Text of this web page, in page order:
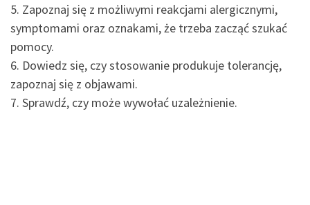
5. Zapoznaj się z możliwymi reakcjami alergicznymi,
symptomami oraz oznakami, że trzeba zacząć szukać
pomocy.
6. Dowiedz się, czy stosowanie produkuje tolerancję,
zapoznaj się z objawami.
7. Sprawdź, czy może wywołać uzależnienie.